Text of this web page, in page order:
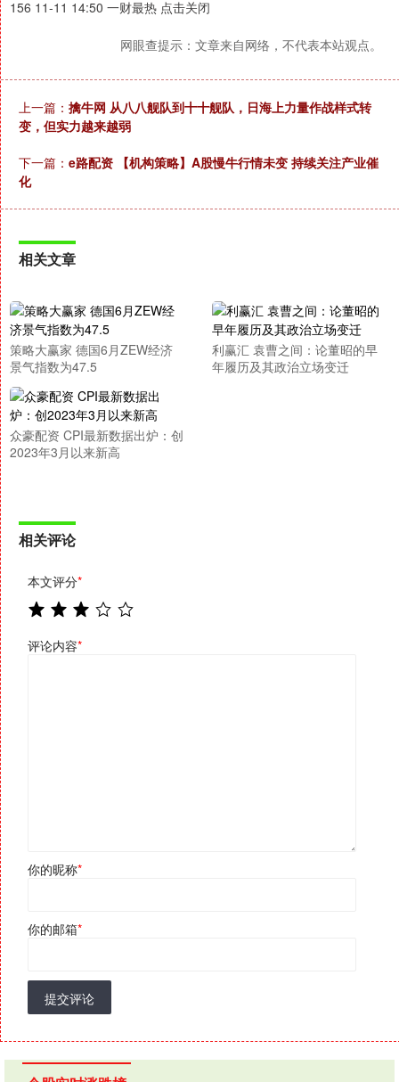
156 11-11 14:50 一财最热 点击关闭
网眼查提示：文章来自网络，不代表本站观点。
上一篇： 擒牛网 从八八舰队到十十舰队，日海上力量作战样式转
变，但实力越来越弱
下一篇： e路配资 【机构策略】A股慢牛行情未变 持续关注产业催
化
相关文章
策略大赢家 德国6月ZEW经济
景气指数为47.5
利赢汇 袁曹之间：论董昭的早
年履历及其政治立场变迁
众豪配资 CPI最新数据出炉：创
2023年3月以来新高
相关评论
本文评分*
评论内容*
你的昵称*
你的邮箱*
提交评论